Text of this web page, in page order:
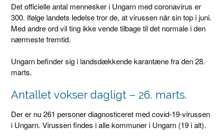
Det officielle antal mennesker i Ungarn med coronavirus er
300. Ifølge landets ledelse tror de, at virussen når sin top i juni.
Med andre ord vil ting ikke vende tilbage til det normale i den
nærmeste fremtid.
Ungarn befinder sig i landsdækkende karantæne fra den 28.
marts.
Antallet vokser dagligt – 26. marts.
Der er nu 261 personer diagnosticeret med covid-19-virussen
i Ungarn. Virussen findes i alle kommuner i Ungarn (19 i alt).